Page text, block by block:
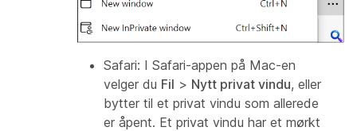
Safari: I Safari-appen på Mac-en
velger du Fil > Nytt privat vindu, eller
bytter til et privat vindu som allerede
er åpent. Et privat vindu har et mørkt